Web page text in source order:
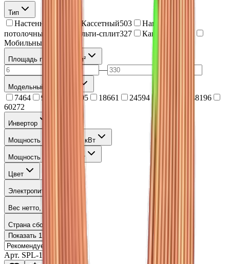
Тип
Настенный Кассетный503
Напольно-
потолочный
Мульти-сплит327 Канальный
Мобильный
Площадь помещения м²
—
Модельный ряд (BTU)
7464 9 705 18661 24594 48196
60272
Инвертор
Мощность охлаждения кВт
Мощность обогрева кВт
Цвет
Электропитание
Вес нетто
Страна сборки
Показать 11
Арт. SPL-19081-15VM